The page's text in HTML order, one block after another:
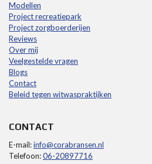
Modellen
Project recreatiepark
Project zorgboerderijen
Reviews
Over mij
Veelgestelde vragen
Blogs
Contact
Beleid tegen witwaspraktijken
CONTACT
E-mail:info@corabransen.nl
Telefoon:06-20897716